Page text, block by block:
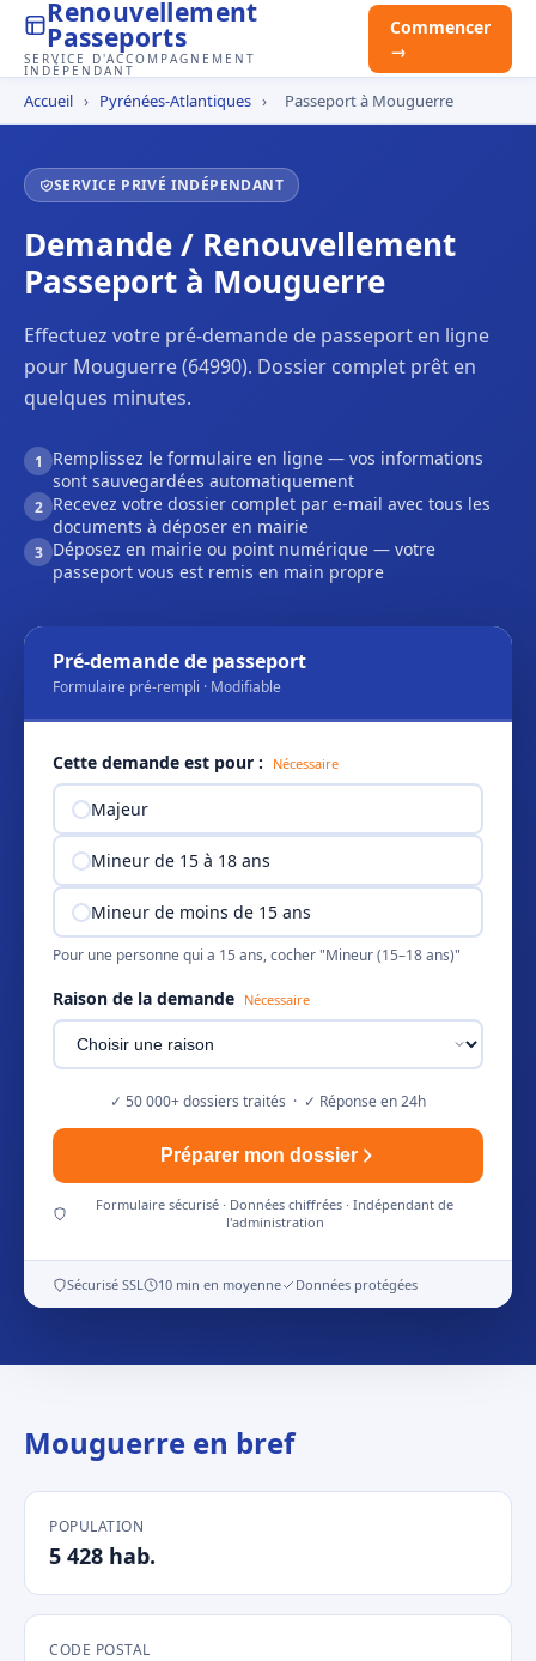
Renouvellement
Passeports
SERVICE D'ACCOMPAGNEMENT
INDÉPENDANT
Commencer
→
Accueil › Pyrénées-Atlantiques › Passeport à Mouguerre
SERVICE PRIVÉ INDÉPENDANT
Demande / Renouvellement
Passeport à Mouguerre
Effectuez votre pré-demande de passeport en ligne
pour Mouguerre (64990). Dossier complet prêt en
quelques minutes.
1
Remplissez le formulaire en ligne — vos informations
sont sauvegardées automatiquement
2 Recevez votre dossier complet par e-mail avec tous les
documents à déposer en mairie
3 Déposez en mairie ou point numérique — votre
passeport vous est remis en main propre
Pré-demande de passeport
Formulaire pré-rempli · Modifiable
Cette demande est pour : Nécessaire
Majeur
Mineur de 15 à 18 ans
Mineur de moins de 15 ans
Pour une personne qui a 15 ans, cocher "Mineur (15–18 ans)"
Raison de la demande Nécessaire
✓ 50 000+ dossiers traités · ✓ Réponse en 24h
Préparer mon dossier
Formulaire sécurisé · Données chiffrées · Indépendant de
l'administration
Sécurisé SSL 10 min en moyenne Données protégées
Mouguerre en bref
POPULATION
5 428 hab.
CODE POSTAL